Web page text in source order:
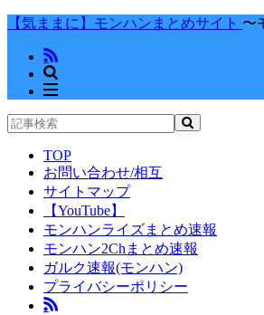
【気ままに】モンハンまとめサイト 〜
TOP
お問い合わせ/相互
サイトマップ
【YouTube】
モンハンライズまとめ速報
モンハン2Chまとめ速報
ガルク速報(モンハン)
プライバシーポリシー